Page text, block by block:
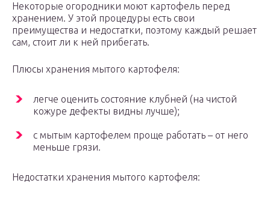
Некоторые огородники моют картофель перед
хранением. У этой процедуры есть свои
преимущества и недостатки, поэтому каждый решает
сам, стоит ли к ней прибегать.
Плюсы хранения мытого картофеля:
легче оценить состояние клубней (на чистой
кожуре дефекты видны лучше);
с мытым картофелем проще работать – от него
меньше грязи.
Недостатки хранения мытого картофеля: